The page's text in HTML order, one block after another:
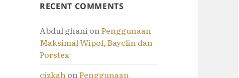
RECENT COMMENTS
Abdul ghanionPenggunaan
Maksimal Wipol, Bayclin dan
Porstex
cizkahonPenggunaan